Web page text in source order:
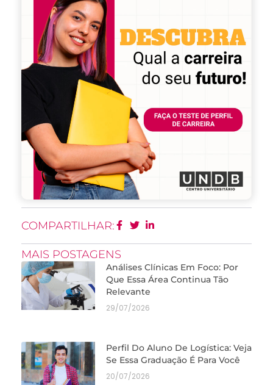
COMPARTILHAR:
MAIS POSTAGENS
Análises Clínicas Em Foco: Por
Que Essa Área Continua Tão
Relevante
29/07/2026
Perfil Do Aluno De Logística: Veja
Se Essa Graduação É Para Você
20/07/2026